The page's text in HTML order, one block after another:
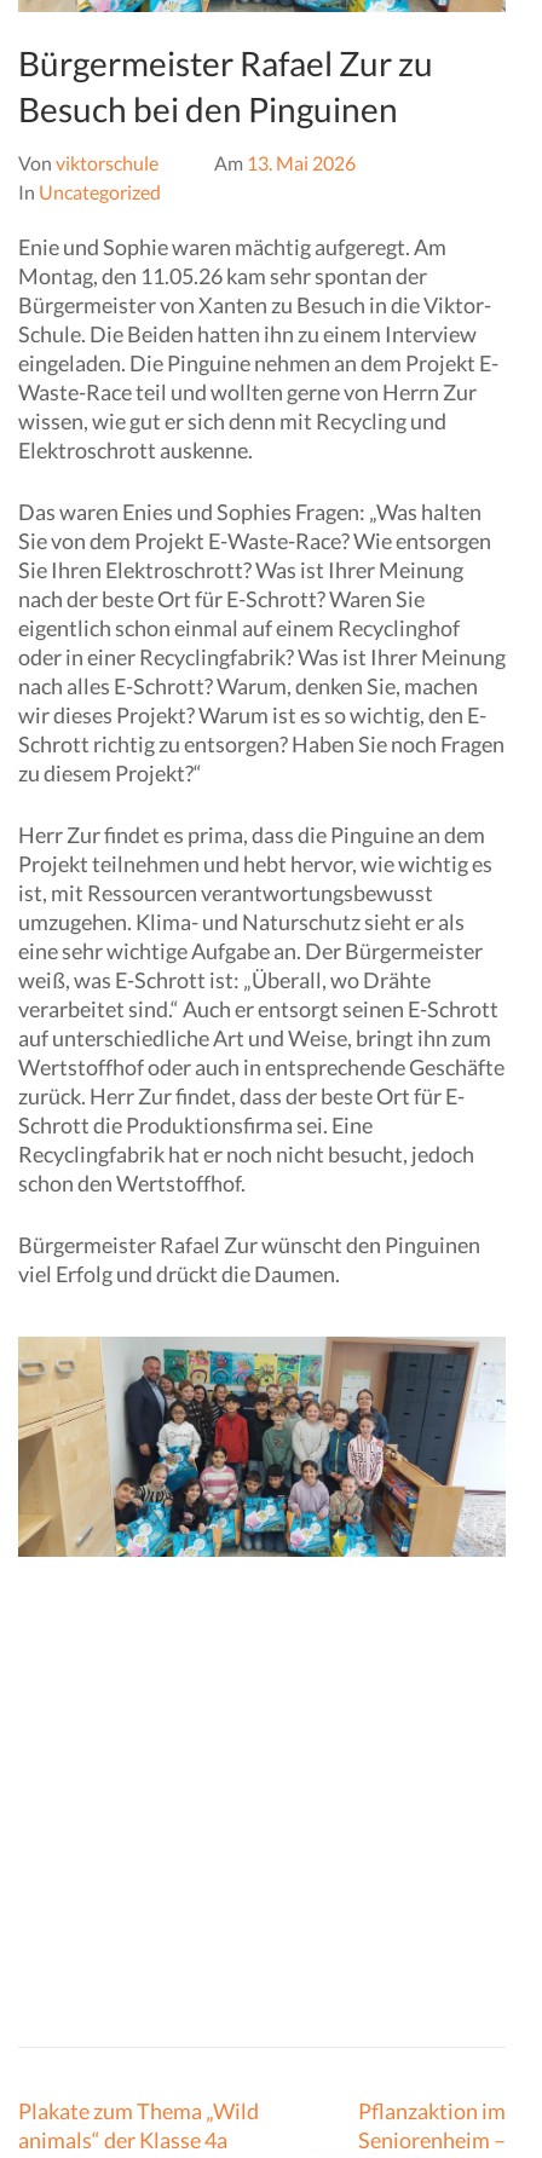
Bürgermeister Rafael Zur zu
Besuch bei den Pinguinen
Von viktorschule Am 13. Mai 2026
In Uncategorized
Enie und Sophie waren mächtig aufgeregt. Am
Montag, den 11.05.26 kam sehr spontan der
Bürgermeister von Xanten zu Besuch in die Viktor-
Schule. Die Beiden hatten ihn zu einem Interview
eingeladen. Die Pinguine nehmen an dem Projekt E-
Waste-Race teil und wollten gerne von Herrn Zur
wissen, wie gut er sich denn mit Recycling und
Elektroschrott auskenne.
Das waren Enies und Sophies Fragen: „Was halten
Sie von dem Projekt E-Waste-Race? Wie entsorgen
Sie Ihren Elektroschrott? Was ist Ihrer Meinung
nach der beste Ort für E-Schrott? Waren Sie
eigentlich schon einmal auf einem Recyclinghof
oder in einer Recyclingfabrik? Was ist Ihrer Meinung
nach alles E-Schrott? Warum, denken Sie, machen
wir dieses Projekt? Warum ist es so wichtig, den E-
Schrott richtig zu entsorgen? Haben Sie noch Fragen
zu diesem Projekt?“
Herr Zur findet es prima, dass die Pinguine an dem
Projekt teilnehmen und hebt hervor, wie wichtig es
ist, mit Ressourcen verantwortungsbewusst
umzugehen. Klima- und Naturschutz sieht er als
eine sehr wichtige Aufgabe an. Der Bürgermeister
weiß, was E-Schrott ist: „Überall, wo Drähte
verarbeitet sind.“ Auch er entsorgt seinen E-Schrott
auf unterschiedliche Art und Weise, bringt ihn zum
Wertstoffhof oder auch in entsprechende Geschäfte
zurück. Herr Zur findet, dass der beste Ort für E-
Schrott die Produktionsfirma sei. Eine
Recyclingfabrik hat er noch nicht besucht, jedoch
schon den Wertstoffhof.
Bürgermeister Rafael Zur wünscht den Pinguinen
viel Erfolg und drückt die Daumen.
Beitragsnavigation
Plakate zum Thema „Wild
animals“ der Klasse 4a
Pflanzaktion im
Seniorenheim –